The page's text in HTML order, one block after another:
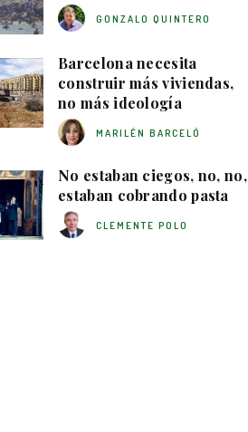
GONZALO QUINTERO
Barcelona necesita
construir más viviendas,
no más ideología
MARILÉN BARCELÓ
No estaban ciegos, no, no,
estaban cobrando pasta
CLEMENTE POLO